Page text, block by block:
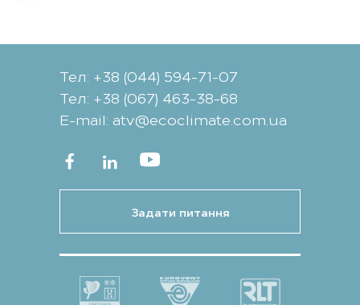
Тел: +38 (044) 594-71-07
Тел: +38 (067) 463-38-68
Е-mail: atv@ecoclimate.com.ua
Задати питання